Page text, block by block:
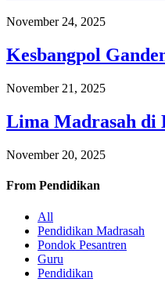
November 24, 2025
Kesbangpol
November 21, 2025
Lima Madrasah di
November 20, 2025
From Pendidikan
All
Pendidikan Madrasah
Pondok Pesantren
Guru
Pendidikan